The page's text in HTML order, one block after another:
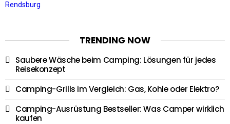
Rendsburg
TRENDING NOW
Saubere Wäsche beim Camping: Lösungen für jedes
Reisekonzept
Camping-Grills im Vergleich: Gas, Kohle oder Elektro?
Camping-Ausrüstung Bestseller: Was Camper wirklich
kaufen